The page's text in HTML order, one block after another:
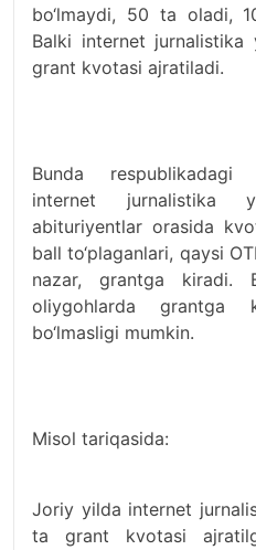
bo‘lmaydi, 50 ta oladi,
Balki internet jurnalistika
grant kvotasi ajratiladi.
Bunda respublikadagi
internet jurnalistika
abituriyentlar orasida
ball to‘plaganlari, qaysi
nazar, grantga kiradi.
oliygohlarda grantga
bo‘lmasligi mumkin.
Misol tariqasida:
Joriy yilda internet
ta grant kvotasi